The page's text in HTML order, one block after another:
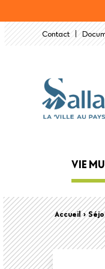
au
Contact
VIE
Fil
Accueil›